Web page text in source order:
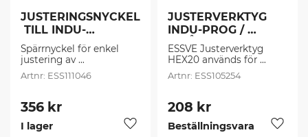
JUSTERINGSNYCKEL
TILL INDU-
PROG/PROGRAMA
KARMSKRUV 10MM
(1 st/frp)
Spärrnyckel för enkel
justering av
karminfästning.
ESS111046
356 kr
Lägg till i favoriter
I lager
JUSTERVERKTYG
INDU-PROG /
NIVÅSKRUV (1
st/frp)
ESSVE Justerverktyg
HEX20 används för
justering av ESSVE
Nivåskruv. Justerverktyg
användas för
finjustering av
iskruvningslängd av
ESS105254
208 kr
Lägg
Beställningsvara